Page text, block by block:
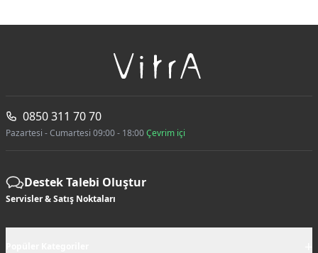
0850 311 70 70
Pazartesi - Cumartesi 09:00 - 18:00Çevrim içi
Destek Talebi Oluştur
Servisler & Satış Noktaları